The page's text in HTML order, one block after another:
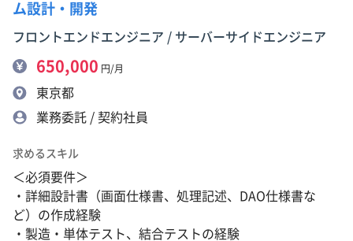
ム設計・開発
フロントエンドエンジニア / サーバーサイドエンジニア
650,000 円/月
東京都
業務委託 / 契約社員
求めるスキル
＜必須要件＞
・詳細設計書（画面仕様書、処理記述、DAO仕様書な
ど）の作成経験
・製造・単体テスト、結合テストの経験